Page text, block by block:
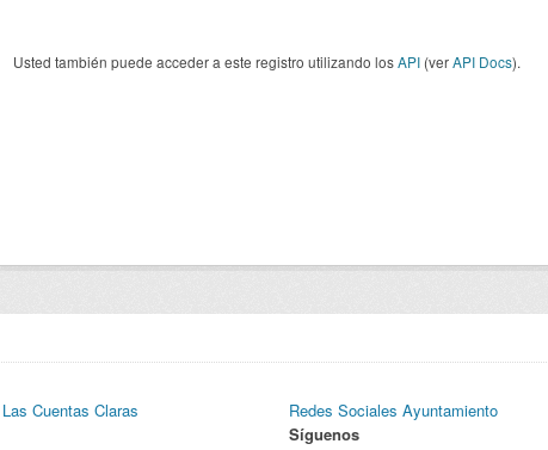
Usted también puede acceder a este registro utilizando losAPI (verAPI Docs).
Las Cuentas Claras
Redes Sociales Ayuntamiento
Síguenos